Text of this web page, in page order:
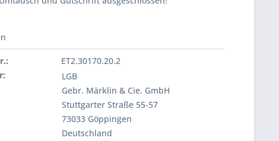
ET2.30170.20.2
LGB
Gebr. Märklin & Cie. GmbH
Stuttgarter Straße 55-57
73033 Göppingen
Deutschland